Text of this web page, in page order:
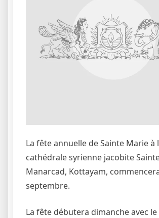
La fête annuelle de Sainte Marie à
cathédrale syrienne jacobite
Manarcad, Kottayam,
septembre.
La fête débutera dimanche avec